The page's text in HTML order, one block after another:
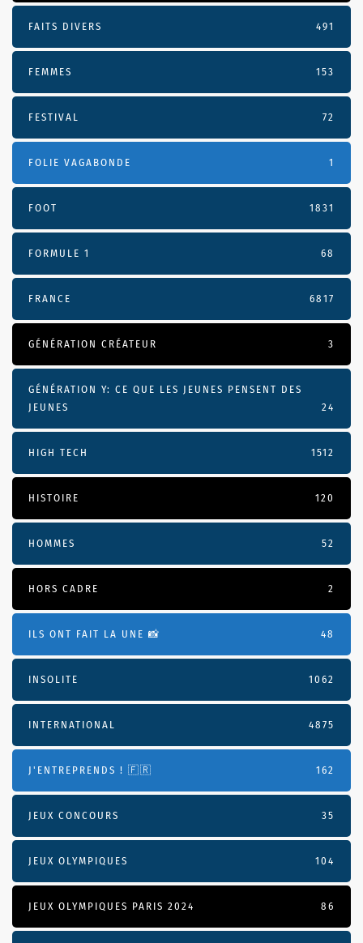
FAITS DIVERS 491
FEMMES 153
FESTIVAL 72
FOLIE VAGABONDE 1
FOOT 1831
FORMULE 1 68
FRANCE 6817
GÉNÉRATION CRÉATEUR 3
GÉNÉRATION Y: CE QUE LES JEUNES PENSENT DES
JEUNES
24
HIGH TECH 1512
HISTOIRE 120
HOMMES 52
HORS CADRE 2
ILS ONT FAIT LA UNE 📸 48
INSOLITE 1062
INTERNATIONAL 4875
J'ENTREPRENDS ! 🇫🇷 162
JEUX CONCOURS 35
JEUX OLYMPIQUES 104
JEUX OLYMPIQUES PARIS 2024 86